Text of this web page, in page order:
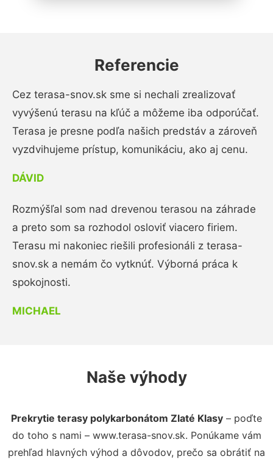
Referencie
Cez terasa-snov.sk sme si nechali zrealizovať
vyvýšenú terasu na kľúč a môžeme iba odporúčať.
Terasa je presne podľa našich predstáv a zároveň
vyzdvihujeme prístup, komunikáciu, ako aj cenu.
DÁVID
Rozmýšľal som nad drevenou terasou na záhrade
a preto som sa rozhodol osloviť viacero firiem.
Terasu mi nakoniec riešili profesionáli z terasa-
snov.sk a nemám čo vytknúť. Výborná práca k
spokojnosti.
MICHAEL
Naše výhody
Prekrytie terasy polykarbonátom Zlaté Klasy – poďte
do toho s nami – www.terasa-snov.sk. Ponúkame vám
prehľad hlavných výhod a dôvodov, prečo sa obrátiť na